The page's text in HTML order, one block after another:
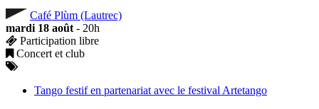
Café Plùm (Lautrec)
mardi 18 août - 20h
Participation libre
Concert et club
Tango festif en partenariat avec le festival Artetango